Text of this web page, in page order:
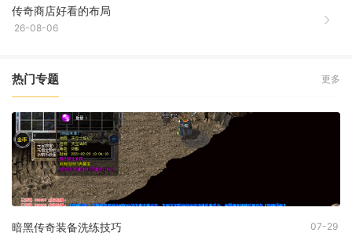
传奇商店好看的布局
26-08-06
热门专题 更多
暗黑传奇装备洗练技巧 07-29